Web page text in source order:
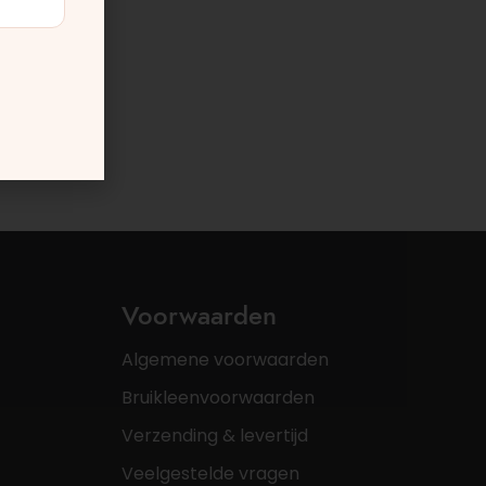
Voorwaarden
Algemene voorwaarden
Bruikleenvoorwaarden
Verzending & levertijd
Veelgestelde vragen